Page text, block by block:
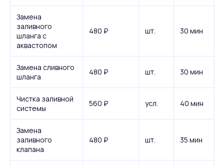
Замена
заливного
шланга с
аквастопом
480 ₽ шт. 30 мин
Замена сливного
шланга
480 ₽ шт. 30 мин
Чистка заливной
системы
560 ₽ усл. 40 мин
Замена
заливного
клапана
480 ₽ шт. 35 мин